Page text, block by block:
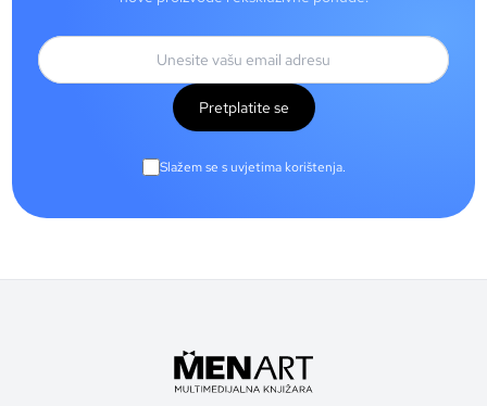
Pretplatite se
Slažem se s uvjetima korištenja.